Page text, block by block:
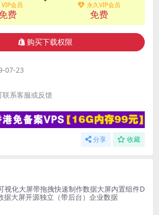
VIP会员
费
永久VIP会员
免费
购买下载权限
07-23
系客服或反馈
分享 收藏
视化大屏带拖拽快速制作数据大屏内置组件D
据大屏开源独立（带后台）企业数据